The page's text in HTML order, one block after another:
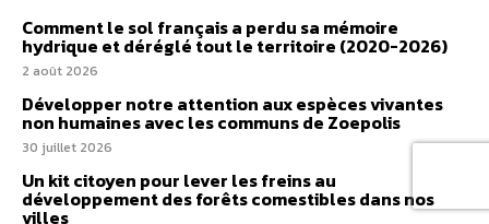
Comment le sol français a perdu sa mémoire
hydrique et déréglé tout le territoire (2020-2026)
2 août 2026
Développer notre attention aux espèces vivantes
non humaines avec les communs de Zoepolis
30 juillet 2026
Un kit citoyen pour lever les freins au
développement des forêts comestibles dans nos
villes